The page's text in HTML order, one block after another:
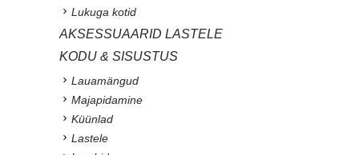
Lukuga kotid
AKSESSUAARID LASTELE
KODU & SISUSTUS
Lauamängud
Majapidamine
Küünlad
Lastele